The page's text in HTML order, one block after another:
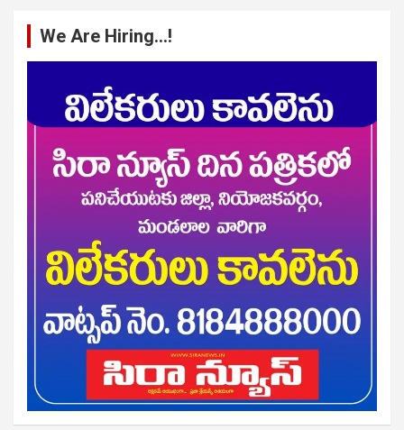
We Are Hiring…!